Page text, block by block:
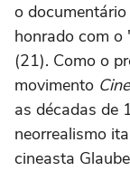
o documentário
honrado com
(21). Como o
movimento
as décadas de
neorrealismo
cineasta